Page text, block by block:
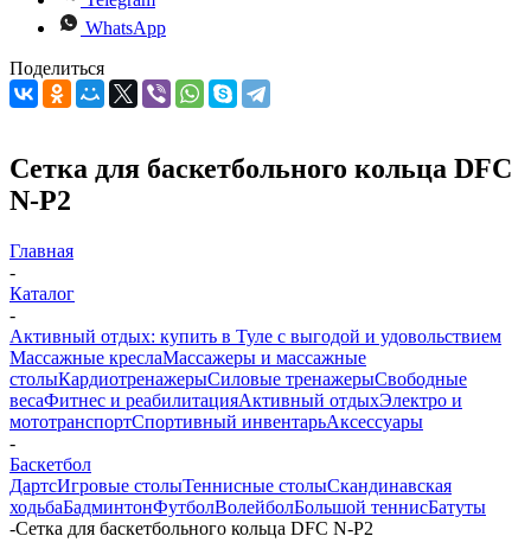
WhatsApp
Поделиться
Сетка для баскетбольного кольца DFC
N-P2
Главная
-
Каталог
-
Активный отдых: купить в Туле с выгодой и удовольствием
Массажные креслаМассажеры и массажные
столыКардиотренажерыСиловые тренажерыСвободные
весаФитнес и реабилитацияАктивный отдыхЭлектро и
мототранспортСпортивный инвентарьАксессуары
-
Баскетбол
ДартсИгровые столыТеннисные столыСкандинавская
ходьбаБадминтонФутболВолейболБольшой теннисБатуты
-Сетка для баскетбольного кольца DFC N-P2